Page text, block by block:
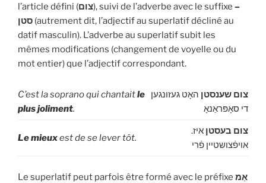
l’article défini (צום), suivi de l’adverbe avec le suffixe –
סטן (autrement dit, l’adjectif au superlatif décliné au
datif masculin). L’adverbe au superlatif subit les
mêmes modifications (changement de voyelle ou du
mot entier) que l’adjectif correspondant.
C’est la soprano qui chantaitle
plus joliment.
צום שענסטן האָט געזונגען
די סאָפּראַנאָ
Le mieuxest de se lever tôt.
. צום בעסטן איז
אויפֿצושטיין פֿרי
Le superlatif peut parfois être formé avec le préfixe אַמ